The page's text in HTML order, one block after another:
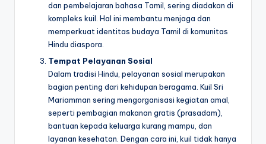
dan pembelajaran bahasa Tamil, sering diadakan di
kompleks kuil. Hal ini membantu menjaga dan
memperkuat identitas budaya Tamil di komunitas
Hindu diaspora.
Tempat Pelayanan Sosial
Dalam tradisi Hindu, pelayanan sosial merupakan
bagian penting dari kehidupan beragama. Kuil Sri
Mariamman sering mengorganisasi kegiatan amal,
seperti pembagian makanan gratis (prasadam),
bantuan kepada keluarga kurang mampu, dan
layanan kesehatan. Dengan cara ini, kuil tidak hanya